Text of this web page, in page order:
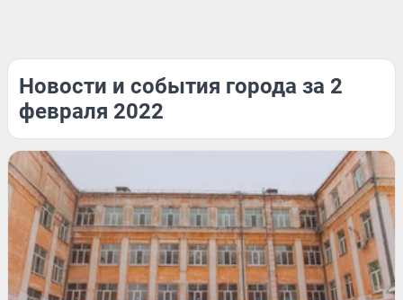
Новости и события города за 2
февраля 2022